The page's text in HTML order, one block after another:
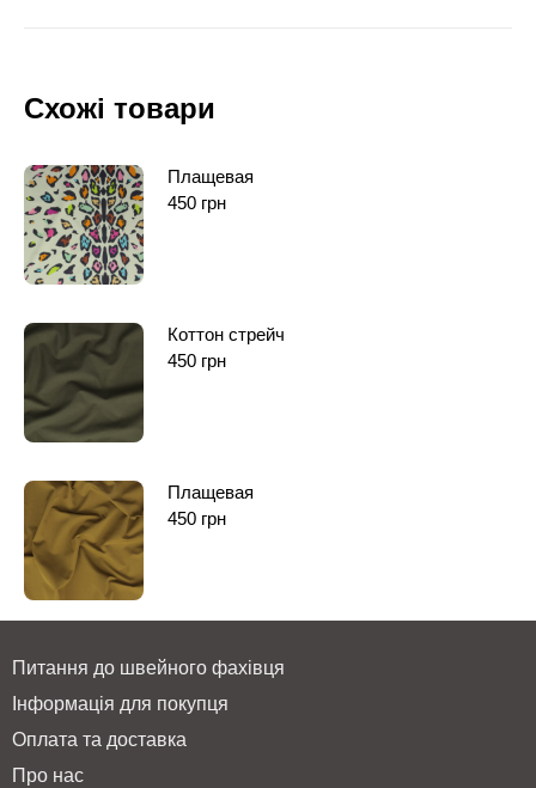
Схожі товари
Плащевая
450 грн
Коттон стрейч
450 грн
Плащевая
450 грн
Питання до швейного фахівця
Інформація для покупця
Оплата та доставка
Про нас